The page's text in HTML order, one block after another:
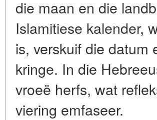
die maan en die
Islamitiese kalender,
is, verskuif die datum
kringe. In die
vroeë herfs, wat
viering emfaseer.